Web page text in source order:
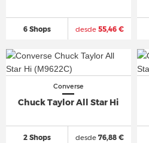
6 Shops desde55,46 €
Converse
Chuck Taylor All Star Hi
2 Shops desde76,88 €